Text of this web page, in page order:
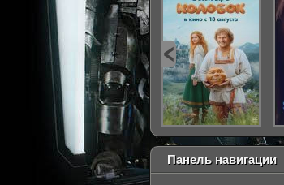
Панель навигации